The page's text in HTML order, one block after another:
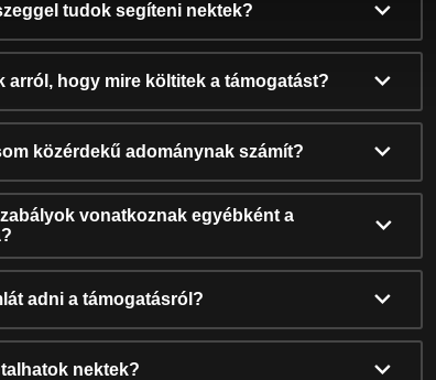
tudok segíteni nektek?
arról, hogy mire költitek a támogatást?
közérdekű adománynak számít?
vonatkoznak egyébként a
adni a támogatásról?
nektek?